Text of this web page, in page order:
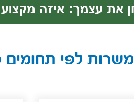
משרות לפי תחומים